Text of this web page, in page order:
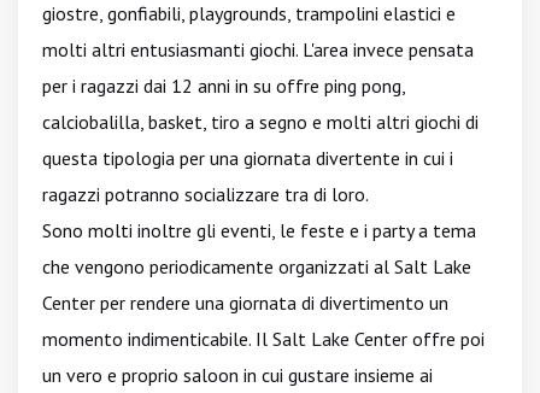
giostre, gonfiabili, playgrounds, trampolini elastici e
molti altri entusiasmanti giochi. L'area invece pensata
per i ragazzi dai 12 anni in su offre ping pong,
calciobalilla, basket, tiro a segno e molti altri giochi di
questa tipologia per una giornata divertente in cui i
ragazzi potranno socializzare tra di loro.
Sono molti inoltre gli eventi, le feste e i party a tema
che vengono periodicamente organizzati al Salt Lake
Center per rendere una giornata di divertimento un
momento indimenticabile. Il Salt Lake Center offre poi
un vero e proprio saloon in cui gustare insieme ai